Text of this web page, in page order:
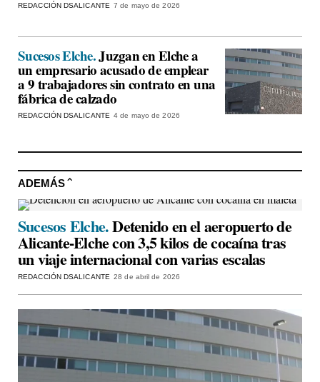
REDACCIÓN DSALICANTE 7 de mayo de 2026
Sucesos Elche.Juzgan en Elche a
un empresario acusado de emplear
a 9 trabajadores sin contrato en una
fábrica de calzado
REDACCIÓN DSALICANTE 4 de mayo de 2026
ADEMÁS
Sucesos Elche.Detenido en el aeropuerto de
Alicante-Elche con 3,5 kilos de cocaína tras
un viaje internacional con varias escalas
REDACCIÓN DSALICANTE 28 de abril de 2026